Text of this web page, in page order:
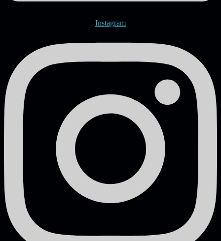
Instagram